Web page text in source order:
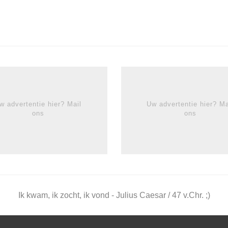
advertentie hier? Mail
ons
Uw advertentie hier?
ons
Ik kwam, ik zocht, ik vond - Julius Caesar / 47 v.Chr. ;)